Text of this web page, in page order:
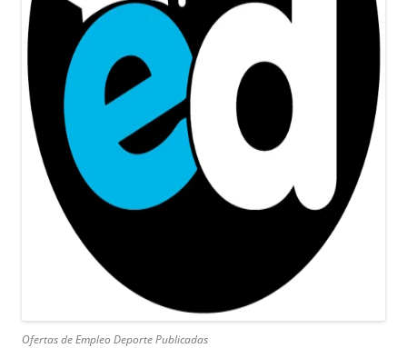
Ofertas de Empleo Deporte Publicadas